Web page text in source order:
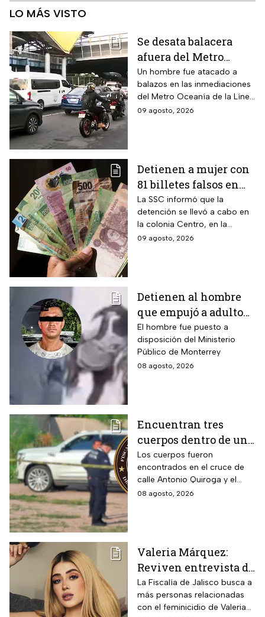
LO MÁS VISTO
Se desata balacera
afuera del Metro
Oceanía en la CDMX;
hay heridos
Un hombre fue atacado a
balazos en las inmediaciones
del Metro Oceanía de la Línea
B del Metro CDMX.
09 agosto, 2026
Detienen a mujer con
81 billetes falsos en
CDMX: ¿Cómo
identificar “dinero
patito”?
La SSC informó que la
detención se llevó a cabo en
la colonia Centro, en la
alcaldía Cuauhtémoc; llevaba
09 agosto, 2026
Detienen al hombre
que empujó a adulto
mayor frente a un
tráiler en Monterrey
El hombre fue puesto a
disposición del Ministerio
Público de Monterrey
08 agosto, 2026
Encuentran tres
cuerpos dentro de una
camioneta de lujo en
Hermosillo;
investigan posible
riña
Los cuerpos fueron
encontrados en el cruce de
calle Antonio Quiroga y el
Boulevard Camino del Serie
08 agosto, 2026
Valeria Márquez:
Reviven entrevista de
Vivian de la torre en
donde se deslindó del
feminicidio de su
La Fiscalía de Jalisco busca a
más personas relacionadas
con el feminicidio de Valeria